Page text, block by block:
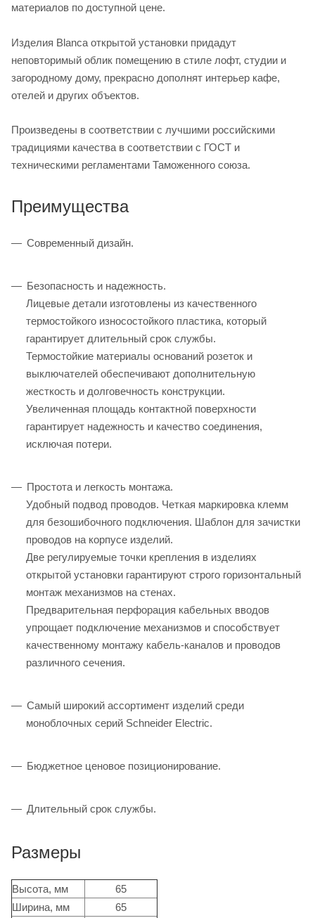
материалов по доступной цене.
Изделия Blanca открытой установки придадут
неповторимый облик помещению в стиле лофт, студии и
загородному дому, прекрасно дополнят интерьер кафе,
отелей и других объектов.
Произведены в соответствии с лучшими российскими
традициями качества в соответствии с ГОСТ и
техническими регламентами Таможенного союза.
Преимущества
Современный дизайн.
Безопасность и надежность.
Лицевые детали изготовлены из качественного
термостойкого износостойкого пластика, который
гарантирует длительный срок службы.
Термостойкие материалы оснований розеток и
выключателей обеспечивают дополнительную
жесткость и долговечность конструкции.
Увеличенная площадь контактной поверхности
гарантирует надежность и качество соединения,
исключая потери.
Простота и легкость монтажа.
Удобный подвод проводов. Четкая маркировка клемм
для безошибочного подключения. Шаблон для зачистки
проводов на корпусе изделий.
Две регулируемые точки крепления в изделиях
открытой установки гарантируют строго горизонтальный
монтаж механизмов на стенах.
Предварительная перфорация кабельных вводов
упрощает подключение механизмов и способствует
качественному монтажу кабель-каналов и проводов
различного сечения.
Самый широкий ассортимент изделий среди
моноблочных серий Schneider Electric.
Бюджетное ценовое позиционирование.
Длительный срок службы.
Размеры
Высота, мм
65
Ширина, мм
65